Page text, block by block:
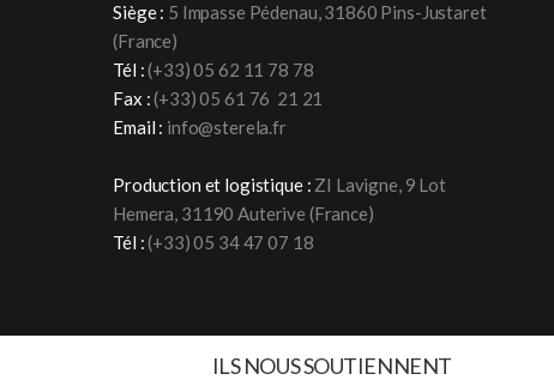
Siège : 5 Impasse Pédenau, 31860 Pins-Justaret
(France)
Tél :(+33)05 62 11 78 78
Fax :(+33) 05 61 76 21 21
Email : info@sterela.fr
Production et logistique : ZI Lavigne, 9 Lot
Hemera, 31190 Auterive (France)
Tél :(+33)05 34 47 07 18
ILS NOUS SOUTIENNENT